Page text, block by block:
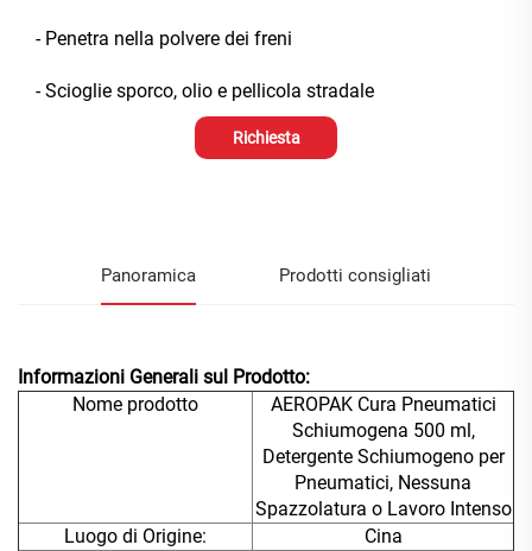
- Penetra nella polvere dei freni
- Scioglie sporco, olio e pellicola stradale
Richiesta
Panoramica Prodotti consigliati
Informazioni Generali sul Prodotto:
Nome prodotto
AEROPAK Cura Pneumatici
Schiumogena 500 ml,
Detergente Schiumogeno per
Pneumatici, Nessuna
Spazzolatura o Lavoro Intenso
Luogo di Origine:
Cina